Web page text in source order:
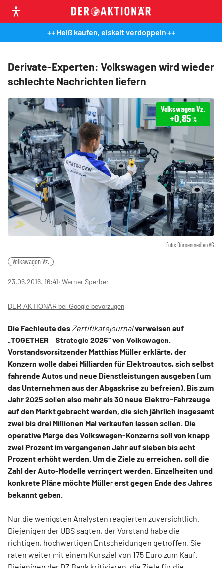
++ Heiß kaufen, eiskalt verdoppeln ++
Derivate-Experten: Volkswagen wird wieder
schlechte Nachrichten liefern
Foto: Börsenmedien AG
Volkswagen Vz.
+0,85%
Volkswagen Vz.
23.06.2016, 16:41‧ Werner Sperber
DER AKTIONÄR bei Google bevorzugen
Die Fachleute des Zertifikatejournalverweisen auf
„TOGETHER – Strategie 2025“ von Volkswagen.
Vorstandsvorsitzender Matthias Müller erklärte, der
Konzern wolle dabei Milliarden für Elektroautos, sich selbst
fahrende Autos und neue Dienstleistungen ausgeben (um
das Unternehmen aus der Abgaskrise zu befreien). Bis zum
Jahr 2025 sollen also mehr als 30 neue Elektro-Fahrzeuge
auf den Markt gebracht werden, die sich jährlich insgesamt
zwei bis drei Millionen Mal verkaufen lassen sollen. Die
operative Marge des Volkswagen-Konzerns soll von knapp
zwei Prozent im vergangenen Jahr auf sieben bis acht
Prozent erhöht werden. Um die Ziele zu erreichen, soll die
Zahl der Auto-Modelle verringert werden. Einzelheiten und
konkrete Pläne möchte Müller erst gegen Ende des Jahres
bekannt geben.
Nur die wenigsten Analysten reagierten zuversichtlich.
Diejenigen der UBS sagten, der Vorstand habe die
richtigen, hochwertigen Entscheidungen getroffen. Sie
raten weiter mit einem Kursziel von 175 Euro zum Kauf.
Diejenigen der DZ Bank kritisieren, die Ziele für die